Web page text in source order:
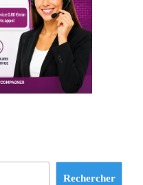
Rechercher